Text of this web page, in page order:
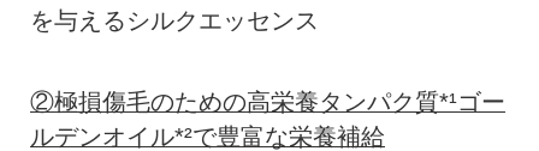
を与えるシルクエッセンス
②極損傷毛のための高栄養タンパク質*¹ゴー
ルデンオイル*²で豊富な栄養補給